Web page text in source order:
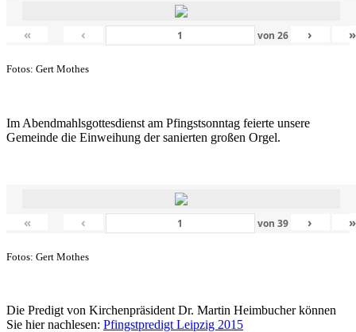
« ‹ von 26 › »
Fotos: Gert Mothes
Im Abendmahlsgottesdienst am Pfingstsonntag feierte unsere
Gemeinde die Einweihung der sanierten großen Orgel.
« ‹ von 39 › »
Fotos: Gert Mothes
Die Predigt von Kirchenpräsident Dr. Martin Heimbucher können
Sie hier nachlesen: Pfingstpredigt Leipzig 2015